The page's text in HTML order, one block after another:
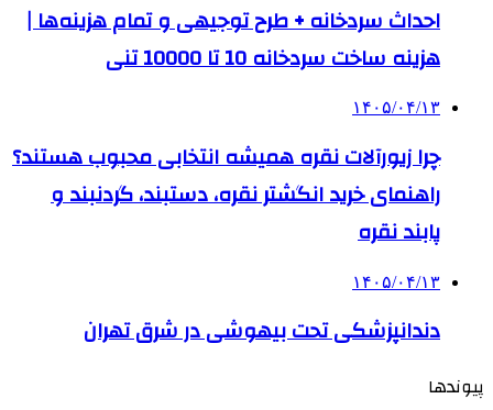
احداث سردخانه + طرح توجیهی و تمام هزینه‌ها |
هزینه ساخت سردخانه 10 تا 10000 تنی
۱۴۰۵/۰۴/۱۳
چرا زیورآلات نقره همیشه انتخابی محبوب هستند؟
راهنمای خرید انگشتر نقره، دستبند، گردنبند و
پابند نقره
۱۴۰۵/۰۴/۱۳
دندانپزشکی تحت بیهوشی در شرق تهران
پیوندها